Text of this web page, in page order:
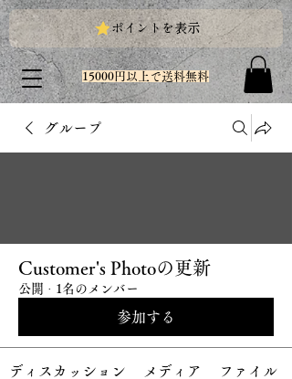
ポイントを表示
15000円以上で送料無料
グループ
Customer's Photoの更新
公開 · 1名のメンバー
参加する
ディスカッション メディア ファイル